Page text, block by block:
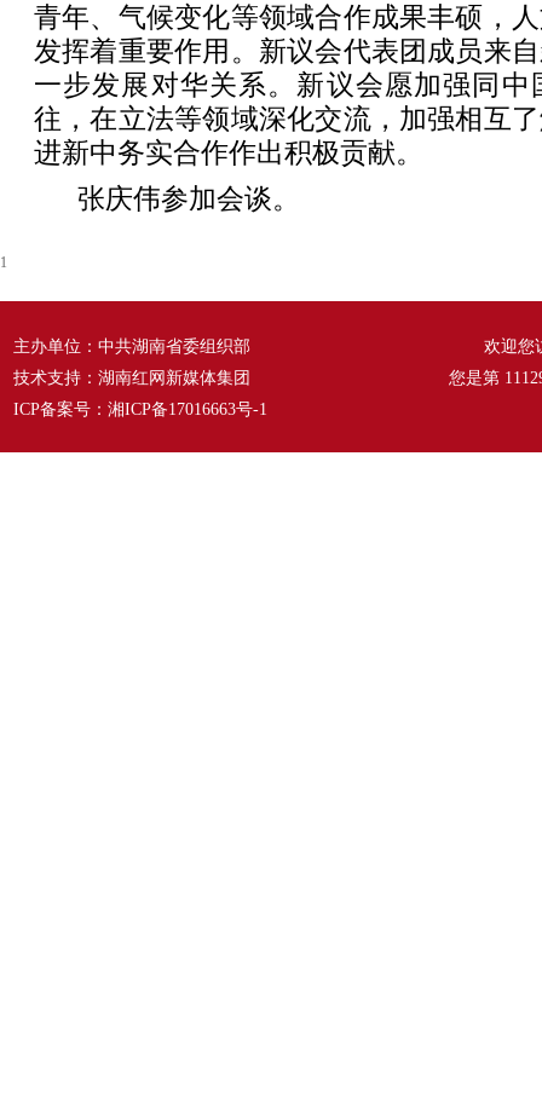
青年、气候变化等领域合作成果丰硕，
发挥着重要作用。新议会代表团成员来
一步发展对华关系。新议会愿加强同中
往，在立法等领域深化交流，加强相互
进新中务实合作作出积极贡献。
张庆伟参加会谈。
1
主办单位：中共湖南省委组织部
技术支持：湖南红网新媒体集团
ICP备案号： 湘ICP备17016663号-1
欢迎您
您是第